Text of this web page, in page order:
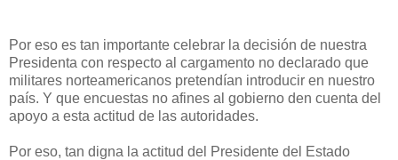
Por eso es tan importante celebrar la decisión de nuestra
Presidenta con respecto al cargamento no declarado que
militares norteamericanos pretendían introducir en nuestro
país. Y que encuestas no afines al gobierno den cuenta del
apoyo a esta actitud de las autoridades.
Por eso, tan digna la actitud del Presidente del Estado